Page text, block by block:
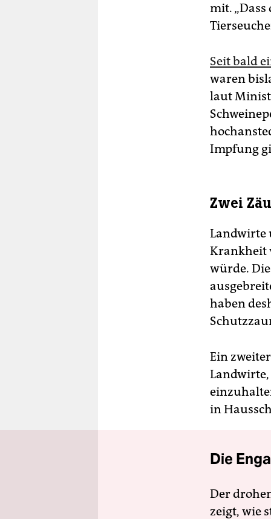
mit.
Seit bald
waren
laut
Impfung
Zwei
Landwirte
Krankheit
würde.
haben
Ein
in
Die
Der
zeigt, wie